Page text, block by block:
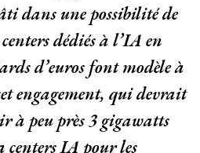
dans une possibilité de
dédiés à l’IA en
d’euros font modèle à
engagement, qui devrait
à peu près 3 gigawatts
centers IA pour les